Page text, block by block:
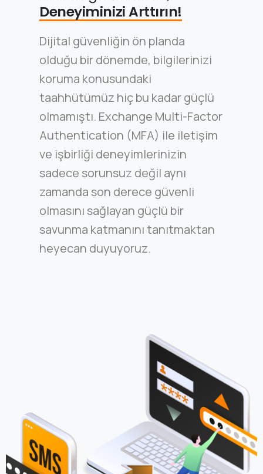
Deneyiminizi Arttırın!
Dijital güvenliğin ön planda
olduğu bir dönemde, bilgilerinizi
koruma konusundaki
taahhütümüz hiç bu kadar güçlü
olmamıştı. Exchange Multi-Factor
Authentication (MFA) ile iletişim
ve işbirliği deneyimlerinizin
sadece sorunsuz değil aynı
zamanda son derece güvenli
olmasını sağlayan güçlü bir
savunma katmanını tanıtmaktan
heyecan duyuyoruz.